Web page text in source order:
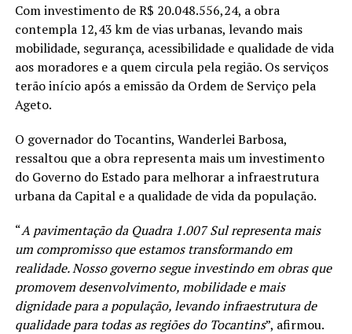
Com investimento de R$ 20.048.556,24, a obra
contempla 12,43 km de vias urbanas, levando mais
mobilidade, segurança, acessibilidade e qualidade de vida
aos moradores e a quem circula pela região. Os serviços
terão início após a emissão da Ordem de Serviço pela
Ageto.
O governador do Tocantins, Wanderlei Barbosa,
ressaltou que a obra representa mais um investimento
do Governo do Estado para melhorar a infraestrutura
urbana da Capital e a qualidade de vida da população.
“A pavimentação da Quadra 1.007 Sul representa mais
um compromisso que estamos transformando em
realidade. Nosso governo segue investindo em obras que
promovem desenvolvimento, mobilidade e mais
dignidade para a população, levando infraestrutura de
qualidade para todas as regiões do Tocantins”, afirmou.